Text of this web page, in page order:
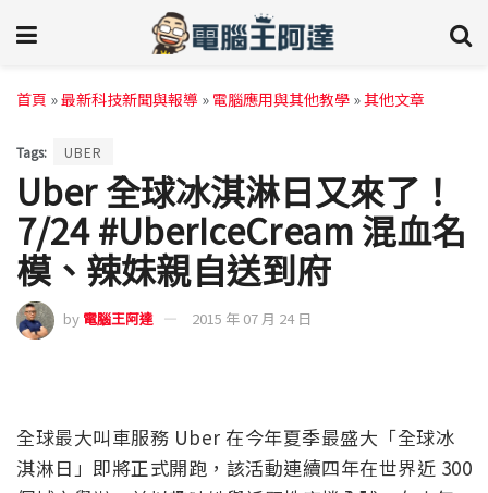
首頁 »最新科技新聞與報導 » 電腦應用與其他教學 »其他文章
Tags: UBER
Uber 全球冰淇淋日又來了！
7/24 #UberIceCream 混血名
模、辣妹親自送到府
by 電腦王阿達 2015 年 07 月 24 日
全球最大叫車服務 Uber 在今年夏季最盛大「全球冰
淇淋日」即將正式開跑，該活動連續四年在世界近 300